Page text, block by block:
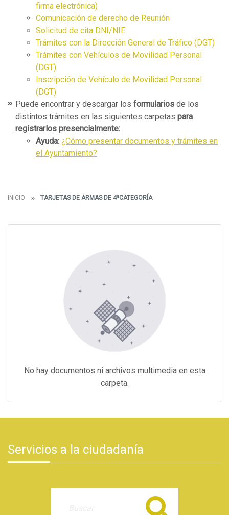
firma electrónica)
Comunicación de derecho de Reunión
Solicitud de cita DNI/NIE
Trámites con la Dirección General de Tráfico (DGT)
Trámites con Vehículos de Movilidad Personal
(DGT)
Inscripción de Vehículo de Movilidad Personal
(DGT)
Puede encontrar y descargar los formularios de los
distintos trámites en las siguientes carpetas para
registrarlos presencialmente:
Ayuda: ¿Cómo presentar documentos y trámites en
el Ayuntamiento?
INICIO TARJETAS DE ARMAS DE 4ªCATEGORÍA
No hay documentos ni archivos multimedia en esta
carpeta.
Servicios a la ciudadanía
Buscar